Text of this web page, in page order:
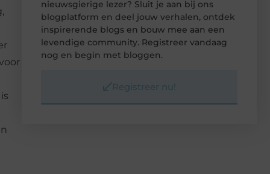
nieuwsgierige lezer? Sluit je aan bij ons
blogplatform en deel jouw verhalen, ontdek
inspirerende blogs en bouw mee aan een
levendige community. Registreer vandaag
nog en begin met bloggen.
Registreer nu!